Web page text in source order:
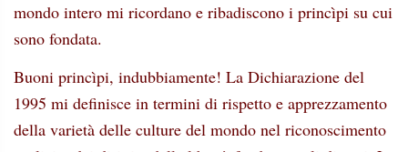
mondo intero mi ricordano e ribadiscono i princìpi su cui
sono fondata.
Buoni princìpi, indubbiamente! La Dichiarazione del
1995 mi definisce in termini di rispetto e apprezzamento
della varietà delle culture del mondo nel riconoscimento